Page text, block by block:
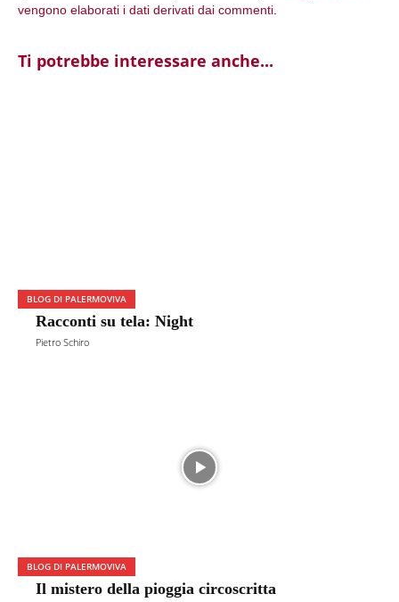
vengono elaborati i dati derivati dai commenti.
Ti potrebbe interessare anche...
BLOG DI PALERMOVIVA
Racconti su tela: Night
Pietro Schiro
BLOG DI PALERMOVIVA
Il mistero della pioggia circoscritta